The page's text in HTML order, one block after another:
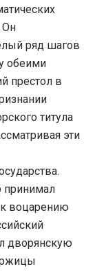
Он
ряд шагов
обеими
престол в
титула
эти
принимал
к воцарению
дворянскую